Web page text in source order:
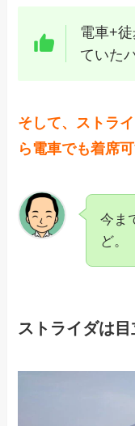
電車+
ていた
そして、ストラ
ら電車でも着席
今ま
ど。
ストライダは目